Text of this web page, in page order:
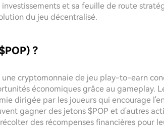
et sa feuille de route
du jeu décentralisé.
?
cryptomonnaie de jeu play-to-earn
économiques grâce au gameplay.
dirigée par les joueurs qui encourage
gagner des jetons $POP et d'autres
des récompenses financières pour